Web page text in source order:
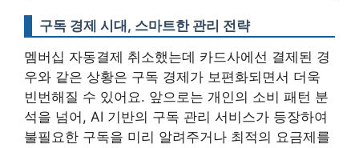
구독 경제 시대, 스마트한 관리 전략
멤버십 자동결제 취소했는데 카드사에선 결제된 경
우와 같은 상황은 구독 경제가 보편화되면서 더욱
빈번해질 수 있어요. 앞으로는 개인의 소비 패턴 분
석을 넘어, AI 기반의 구독 관리 서비스가 등장하여
불필요한 구독을 미리 알려주거나 최적의 요금제를